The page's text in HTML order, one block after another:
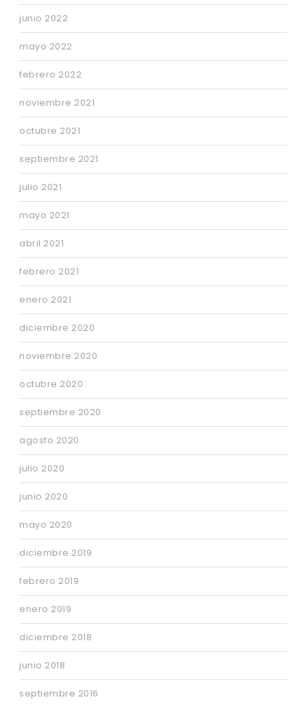
junio 2022
mayo 2022
febrero 2022
noviembre 2021
octubre 2021
septiembre 2021
julio 2021
mayo 2021
abril 2021
febrero 2021
enero 2021
diciembre 2020
noviembre 2020
octubre 2020
septiembre 2020
agosto 2020
julio 2020
junio 2020
mayo 2020
diciembre 2019
febrero 2019
enero 2019
diciembre 2018
junio 2018
septiembre 2016